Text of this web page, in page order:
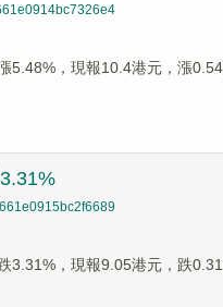
5.48%，現報10.4港元，漲
3.31%，現報9.05港元，跌